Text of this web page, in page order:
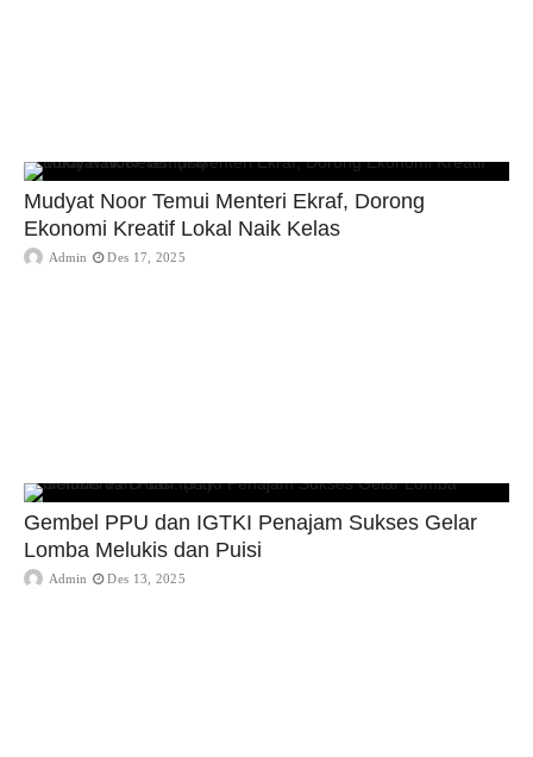
Mudyat Noor Temui Menteri Ekraf, Dorong
Ekonomi Kreatif Lokal Naik Kelas
Admin Des 17, 2025
Gembel PPU dan IGTKI Penajam Sukses Gelar
Lomba Melukis dan Puisi
Admin Des 13, 2025